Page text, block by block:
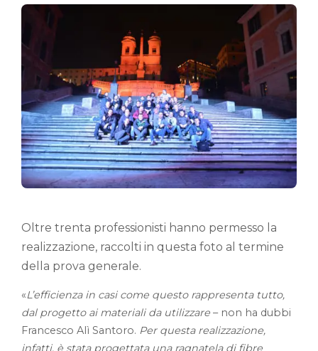
Oltre trenta professionisti hanno permesso la
realizzazione, raccolti in questa foto al termine
della prova generale.
«L’efficienza in casi come questo rappresenta tutto,
dal progetto ai materiali da utilizzare – non ha dubbi
Francesco Alì Santoro. Per questa realizzazione,
infatti, è stata progettata una ragnatela di fibre